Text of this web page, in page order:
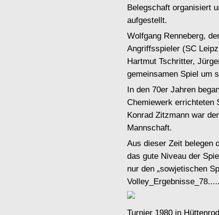
Belegschaft organisiert
aufgestellt.
Wolfgang Renneberg,
Angriffsspieler (SC
Hartmut Tschritter,
gemeinsamen Spiel um
In den 70er Jahren
Chemiewerk errichteten
Konrad Zitzmann war
Mannschaft.
Aus dieser Zeit belegen
das gute Niveau der
nur den „sowjetischen
Turnier 1980 in